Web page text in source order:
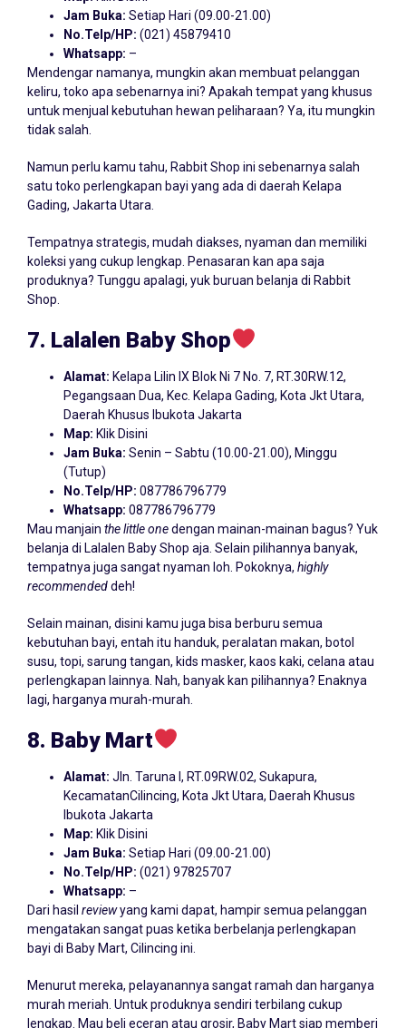
Jam Buka: Setiap Hari (09.00-21.00)
No.Telp/HP: (021) 45879410
Whatsapp: –
Mendengar namanya, mungkin akan membuat pelanggan
keliru, toko apa sebenarnya ini? Apakah tempat yang khusus
untuk menjual kebutuhan hewan peliharaan? Ya, itu mungkin
tidak salah.
Namun perlu kamu tahu, Rabbit Shop ini sebenarnya salah
satu toko perlengkapan bayi yang ada di daerah Kelapa
Gading, Jakarta Utara.
Tempatnya strategis, mudah diakses, nyaman dan memiliki
koleksi yang cukup lengkap. Penasaran kan apa saja
produknya? Tunggu apalagi, yuk buruan belanja di Rabbit
Shop.
7. Lalalen BabyShop
Alamat: Kelapa Lilin IX Blok Ni 7 No. 7, RT.30RW.12,
Pegangsaan Dua, Kec. Kelapa Gading, Kota Jkt Utara,
Daerah Khusus Ibukota Jakarta
Map: Klik Disini
Jam Buka: Senin – Sabtu (10.00-21.00), Minggu
(Tutup)
No.Telp/HP: 087786796779
Whatsapp: 087786796779
Mau manjain thelittleonedengan mainan-mainan bagus? Yuk
belanja di Lalalen Baby Shop aja. Selain pilihannya banyak,
tempatnya juga sangat nyaman loh. Pokoknya, highly
recommendeddeh!
Selain mainan, disini kamu juga bisa berburu semua
kebutuhan bayi, entah itu handuk, peralatan makan, botol
susu, topi, sarung tangan, kids masker, kaos kaki, celana atau
perlengkapan lainnya. Nah, banyak kan pilihannya? Enaknya
lagi, harganya murah-murah.
8. BabyMart
Alamat: Jln. Taruna I, RT.09RW.02, Sukapura,
KecamatanCilincing, Kota Jkt Utara, Daerah Khusus
Ibukota Jakarta
Map: Klik Disini
Jam Buka: Setiap Hari (09.00-21.00)
No.Telp/HP: (021) 97825707
Whatsapp: –
Dari hasil reviewyang kami dapat, hampir semua pelanggan
mengatakan sangat puas ketika berbelanja perlengkapan
bayi di Baby Mart, Cilincing ini.
Menurut mereka, pelayanannya sangat ramah dan harganya
murah meriah. Untuk produknya sendiri terbilang cukup
lengkap. Mau beli eceran atau grosir, Baby Mart siap memberi